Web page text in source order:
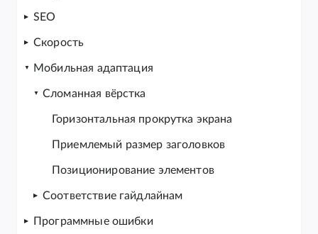
SEO
Скорость
Мобильная адаптация
Cломанная вёрстка
Горизонтальная прокрутка экрана
Приемлемый размер заголовков
Позиционирование элементов
Соответствие гайдлайнам
Программные ошибки